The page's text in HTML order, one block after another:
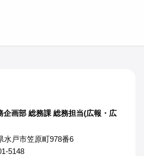
企画部 総務課 総務担当(広報・広
水戸市笠原町978番6
5148